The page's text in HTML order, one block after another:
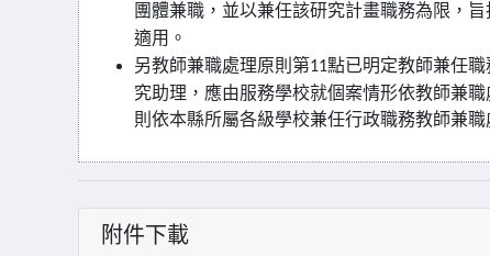
團體兼職，並以兼任該研究計畫職務為限，旨
適用。
另教師兼職處理原則第11點已明定教師兼任
究助理，應由服務學校就個案情形依教師兼
則依本縣所屬各級學校兼任行政職務教師兼職
附件下載